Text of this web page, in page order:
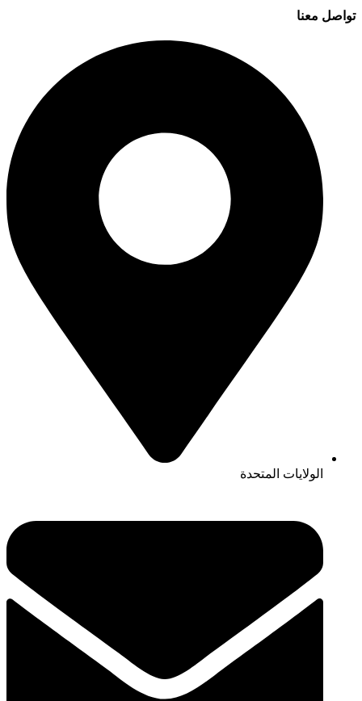
تواصل معنا
الولايات المتحدة